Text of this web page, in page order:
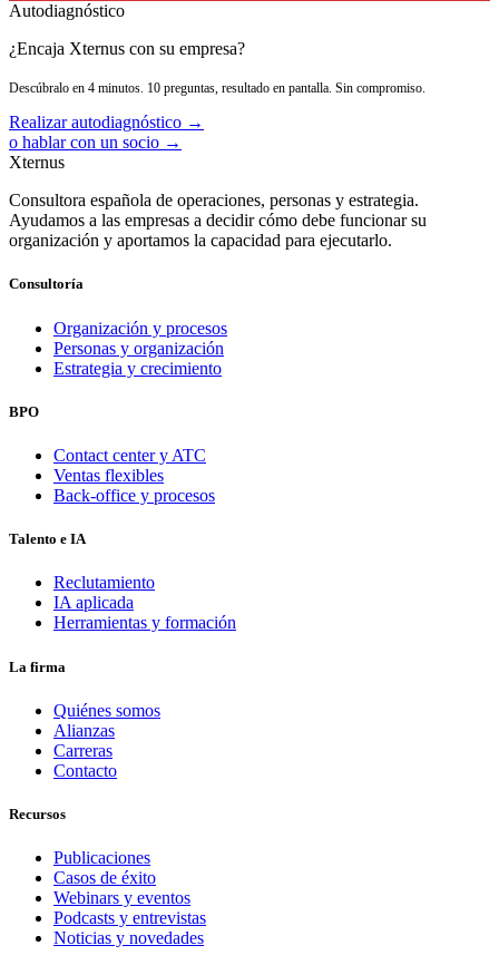
Autodiagnóstico
¿Encaja Xternus con su empresa?
Descúbralo en 4 minutos. 10 preguntas, resultado en pantalla. Sin compromiso.
Realizar autodiagnóstico →
o hablar con un socio →
Xternus
Consultora española de operaciones, personas y estrategia.
Ayudamos a las empresas a decidir cómo debe funcionar su
organización y aportamos la capacidad para ejecutarlo.
Consultoría
Organización y procesos
Personas y organización
Estrategia y crecimiento
BPO
Contact center y ATC
Ventas flexibles
Back-office y procesos
Talento e IA
Reclutamiento
IA aplicada
Herramientas y formación
La firma
Quiénes somos
Alianzas
Carreras
Contacto
Recursos
Publicaciones
Casos de éxito
Webinars y eventos
Podcasts y entrevistas
Noticias y novedades